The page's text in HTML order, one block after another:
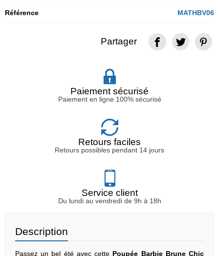
Référence MATHBV06
Partager
Paiement sécurisé
Paiement en ligne 100% sécurisé
Retours faciles
Retours possibles pendant 14 jours
Service client
Du lundi au vendredi de 9h à 18h
Description
Passez un bel été avec cette Poupée Barbie Brune Chic